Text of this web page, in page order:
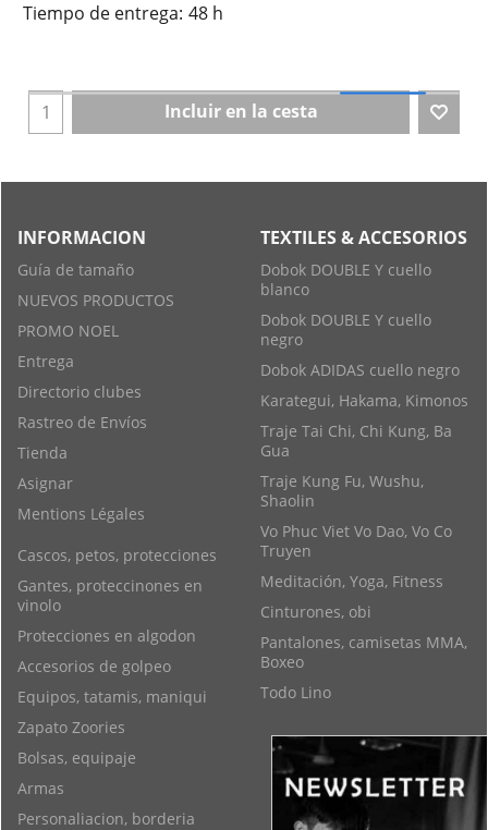
Tiempo de entrega: 48 h
Incluir en la cesta
INFORMACION
Guía de tamaño
NUEVOS PRODUCTOS
PROMO NOEL
Entrega
Directorio clubes
Rastreo de Envíos
Tienda
Asignar
Mentions Légales
TEXTILES & ACCESORIOS
Dobok DOUBLE Y cuello
blanco
Dobok DOUBLE Y cuello
negro
Dobok ADIDAS cuello negro
Karategui, Hakama, Kimonos
Traje Tai Chi, Chi Kung, Ba
Gua
Traje Kung Fu, Wushu,
Shaolin
Vo Phuc Viet Vo Dao, Vo Co
Truyen
Meditación, Yoga, Fitness
Cinturones, obi
Pantalones, camisetas MMA,
Boxeo
Todo Lino
Cascos, petos, protecciones
Gantes, proteccinones en
vinolo
Protecciones en algodon
Accesorios de golpeo
Equipos, tatamis, maniqui
Zapato Zoories
Bolsas, equipaje
Armas
Personaliacion, borderia